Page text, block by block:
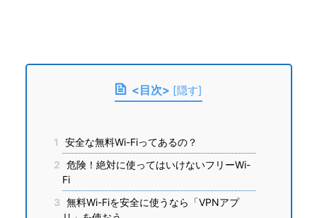
<目次> [隠す]
1
安全な無料Wi-Fiってあるの？
2 危険！絶対に使ってはいけないフリーWi-
Fi
3 無料Wi-Fiを安全に使うなら「VPNアプ